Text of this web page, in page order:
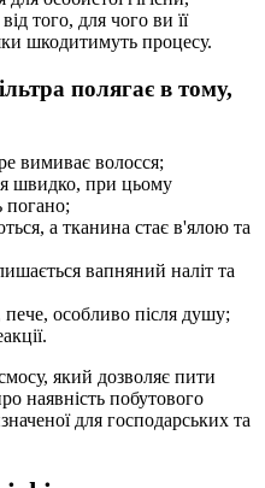
того, для чого ви її
шкодитимуть процесу.
полягає в тому,
вимиває волосся;
швидко, при цьому
погано;
а тканина стає в'ялою та
вапняний наліт та
особливо після душу;
який дозволяє пити
наявність побутового
для господарських та